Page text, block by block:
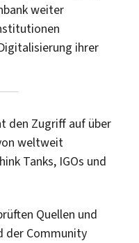
weiter
ihrer
den Zugriff auf über
weltweit
Tanks, IGOs und
Quellen und
der Community